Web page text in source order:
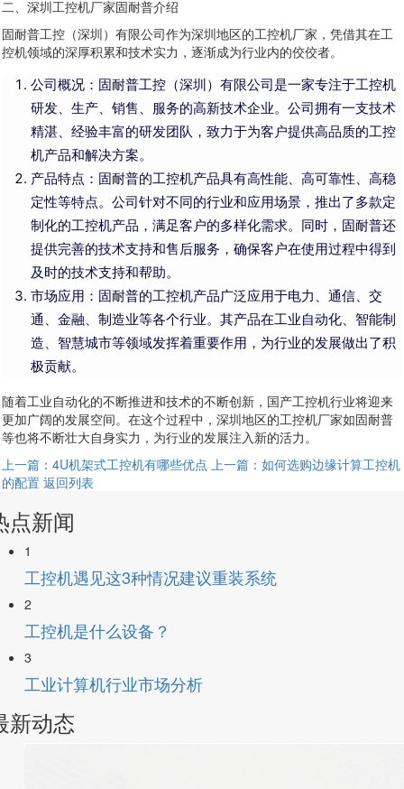
二、深圳工控机厂家固耐普介绍
固耐普工控（深圳）有限公司作为深圳地区的工控机厂家，凭借其在工
控机领域的深厚积累和技术实力，逐渐成为行业内的佼佼者。
公司概况：固耐普工控（深圳）有限公司是一家专注于工控机
研发、生产、销售、服务的高新技术企业。公司拥有一支技术
精湛、经验丰富的研发团队，致力于为客户提供高品质的工控
机产品和解决方案。
产品特点：固耐普的工控机产品具有高性能、高可靠性、高稳
定性等特点。公司针对不同的行业和应用场景，推出了多款定
制化的工控机产品，满足客户的多样化需求。同时，固耐普还
提供完善的技术支持和售后服务，确保客户在使用过程中得到
及时的技术支持和帮助。
市场应用：固耐普的工控机产品广泛应用于电力、通信、交
通、金融、制造业等各个行业。其产品在工业自动化、智能制
造、智慧城市等领域发挥着重要作用，为行业的发展做出了积
极贡献。
随着工业自动化的不断推进和技术的不断创新，国产工控机行业将迎来
更加广阔的发展空间。在这个过程中，深圳地区的工控机厂家如固耐普
等也将不断壮大自身实力，为行业的发展注入新的活力。
上一篇：4U机架式工控机有哪些优点 上一篇：如何选购边缘计算工控机
的配置 返回列表
点新闻
1
工控机遇见这3种情况建议重装系统
2
工控机是什么设备？
3
工业计算机行业市场分析
新动态